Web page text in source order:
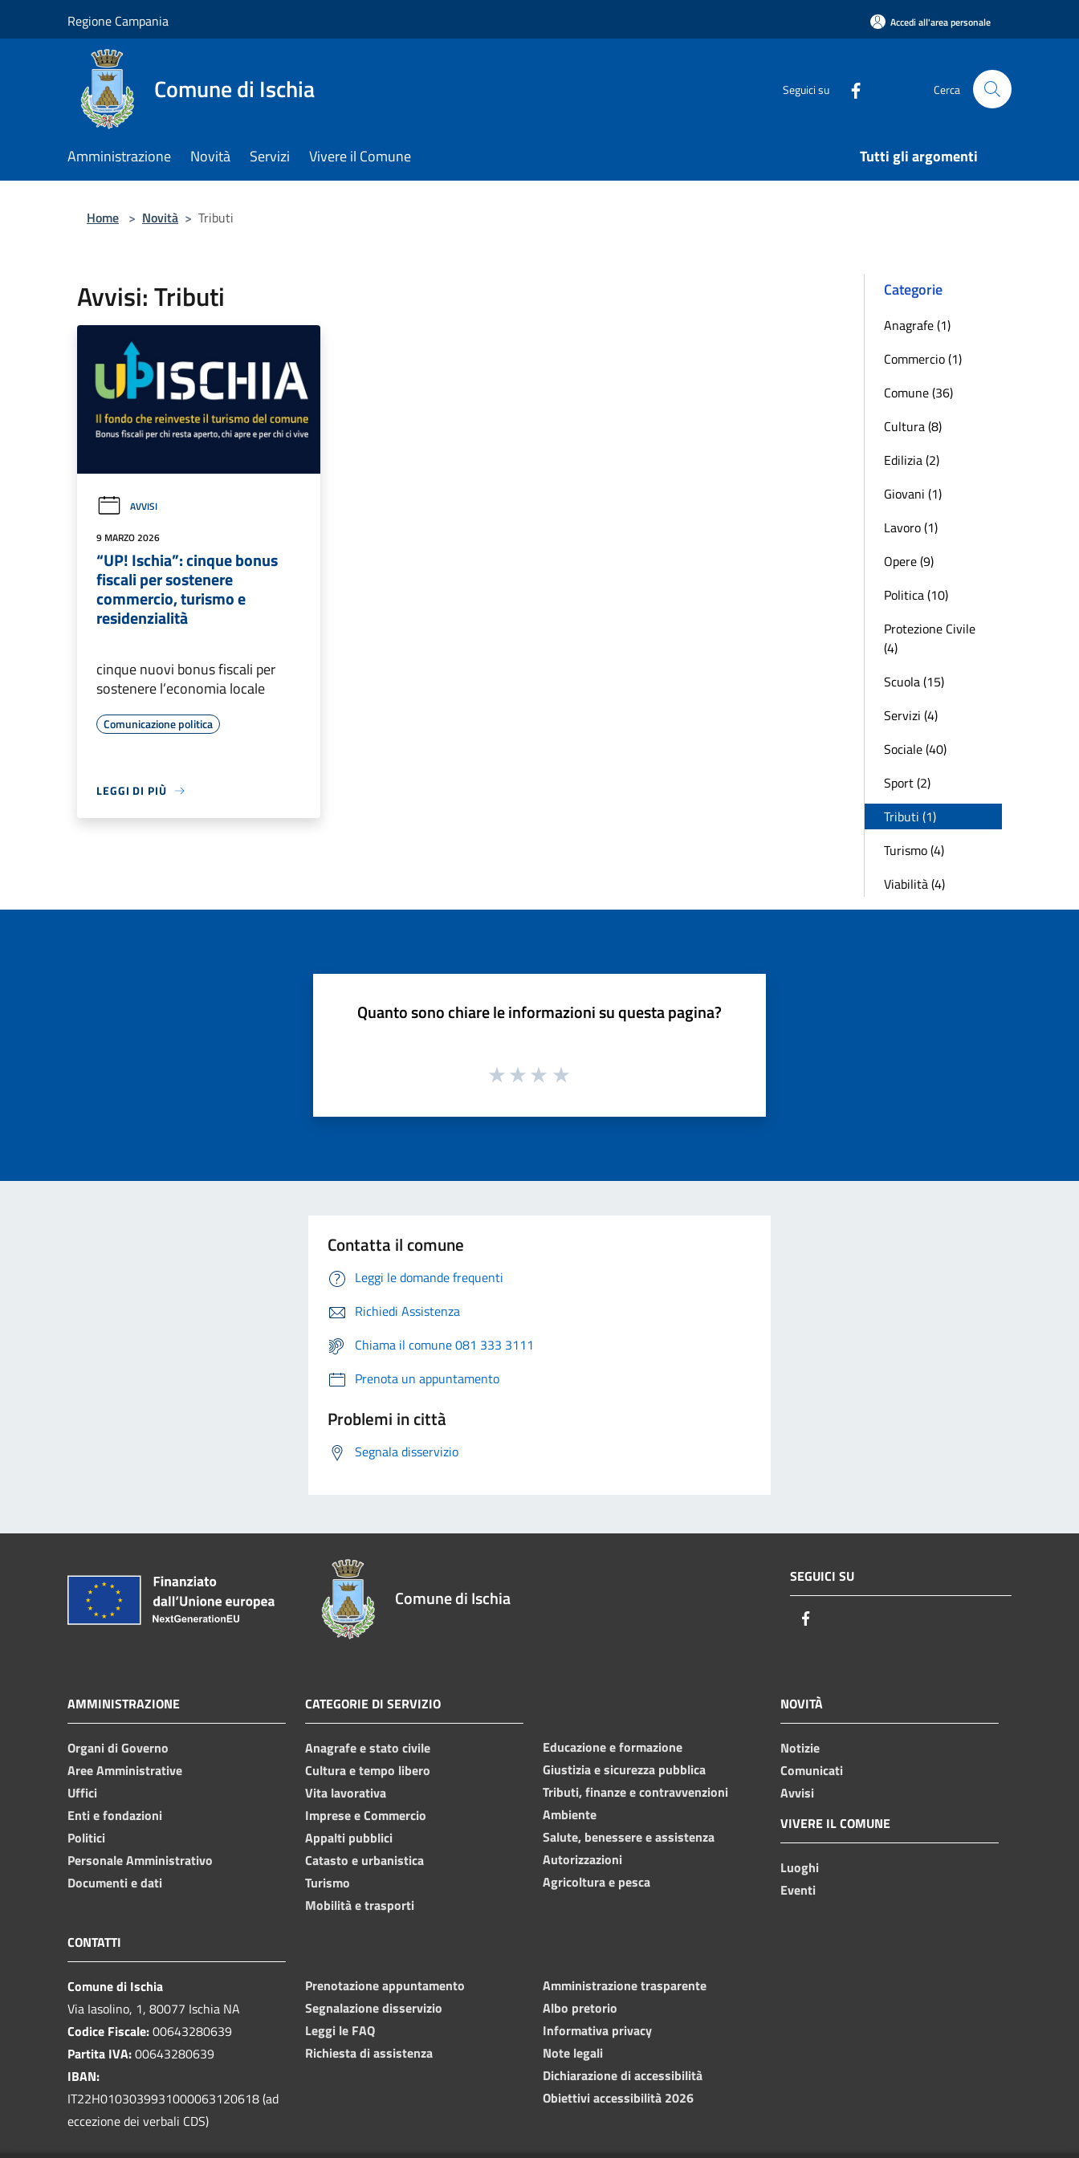
Regione Campania Accedi all'area personale
Comune di Ischia Seguici su Cerca
Amministrazione Novità Servizi Vivere il Comune Tutti gli argomenti
Home > Novità > Tributi
Avvisi: Tributi
AVVISI
9 MARZO 2026
“UP! Ischia”: cinque bonus
fiscali per sostenere
commercio, turismo e
residenzialità
cinque nuovi bonus fiscali per
sostenere l’economia locale
Comunicazione politica
LEGGI DI PIÙ
Categorie
Anagrafe (1)
Commercio (1)
Comune (36)
Cultura (8)
Edilizia (2)
Giovani (1)
Lavoro (1)
Opere (9)
Politica (10)
Protezione Civile
(4)
Scuola (15)
Servizi (4)
Sociale (40)
Sport (2)
Tributi (1)
Turismo (4)
Viabilità (4)
Quanto sono chiare le informazioni su questa pagina?
Contatta il comune
Leggi le domande frequenti
Richiedi Assistenza
Chiama il comune 081 333 3111
Prenota un appuntamento
Problemi in città
Segnala disservizio
Comune di Ischia
SEGUICI SU
AMMINISTRAZIONE
Organi di Governo
Aree Amministrative
Uffici
Enti e fondazioni
Politici
Personale Amministrativo
Documenti e dati
CATEGORIE DI SERVIZIO
Anagrafe e stato civile
Cultura e tempo libero
Vita lavorativa
Imprese e Commercio
Appalti pubblici
Catasto e urbanistica
Turismo
Mobilità e trasporti
Educazione e formazione
Giustizia e sicurezza pubblica
Tributi, finanze e contravvenzioni
Ambiente
Salute, benessere e assistenza
Autorizzazioni
Agricoltura e pesca
NOVITÀ
Notizie
Comunicati
Avvisi
VIVERE IL COMUNE
Luoghi
Eventi
CONTATTI
Comune di Ischia
Via Iasolino, 1, 80077 Ischia NA
Codice Fiscale:00643280639
Partita IVA:00643280639
IBAN:
IT22H0103039931000063120618 (ad
eccezione dei verbali CDS)
Prenotazione appuntamento
Segnalazione disservizio
Leggi le FAQ
Richiesta di assistenza
Amministrazione trasparente
Albo pretorio
Informativa privacy
Note legali
Dichiarazione di accessibilità
Obiettivi accessibilità 2026